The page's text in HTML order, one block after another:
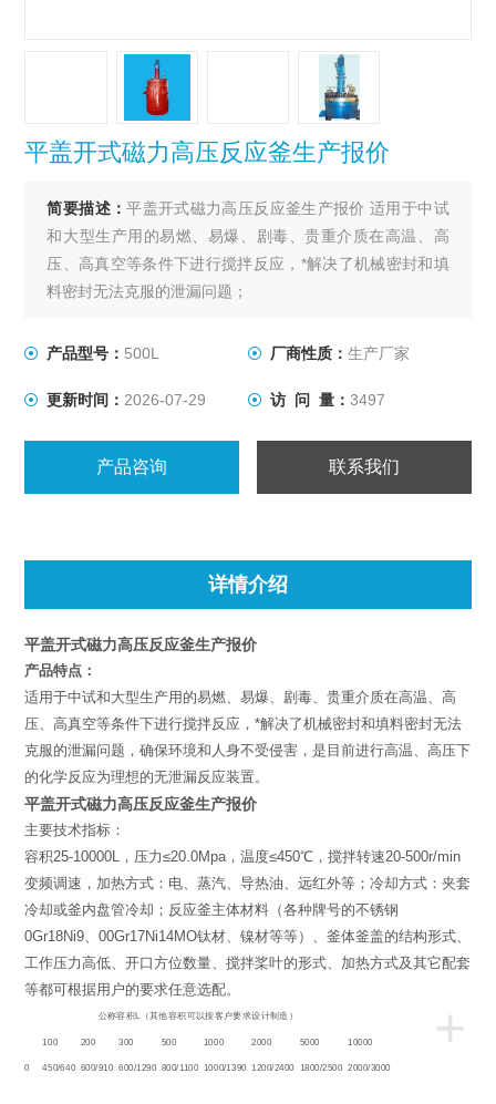
平盖开式磁力高压反应釜生产报价
简要描述：平盖开式磁力高压反应釜生产报价 适用于中试
和大型生产用的易燃、易爆、剧毒、贵重介质在高温、高
压、高真空等条件下进行搅拌反应，*解决了机械密封和填
料密封无法克服的泄漏问题；
产品型号： 500L 厂商性质： 生产厂家
更新时间： 2026-07-29 访 问 量： 3497
产品咨询 联系我们
详情介绍
平盖开式磁力高压反应釜生产报价
产品特点：
适用于中试和大型生产用的易燃、易爆、剧毒、贵重介质在高温、高
压、高真空等条件下进行搅拌反应，*解决了机械密封和填料密封无法
克服的泄漏问题，确保环境和人身不受侵害，是目前进行高温、高压下
的化学反应为理想的无泄漏反应装置。
平盖开式磁力高压反应釜生产报价
主要技术指标：
容积25-10000L，压力≤20.0Mpa，温度≤450℃，搅拌转速20-500r/min
变频调速，加热方式：电、蒸汽、导热油、远红外等；冷却方式：夹套
冷却或釜内盘管冷却；反应釜主体材料（各种牌号的不锈钢
0Gr18Ni9、00Gr17Ni14MO钛材、镍材等等）、釜体釜盖的结构形式、
工作压力高低、开口方位数量、搅拌桨叶的形式、加热方式及其它配套
等都可根据用户的要求任意选配。
+
公称容积L （其他容积可以按客户要求设计制造）
100 200 300 500 1000 2000 5000 10000
520 450/640 600/910 600/1290 800/1100 1000/1390 1200/2400 1800/2500 2000/3000